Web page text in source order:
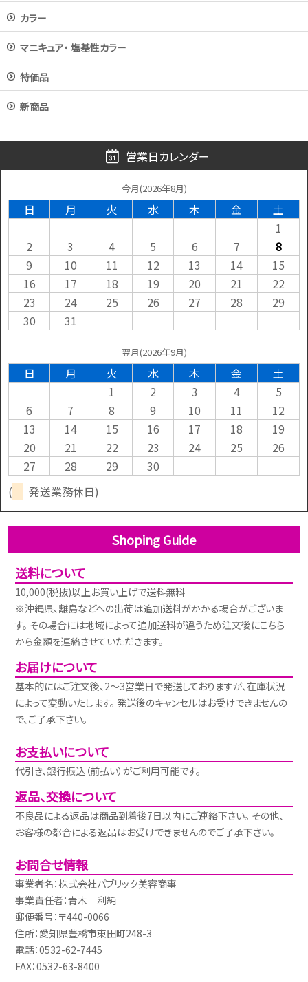
カラー
マニキュア・ 塩基性カラー
特価品
新商品
営業日カレンダー
今月(2026年8月)
日 月 火 水 木 金
土
1
2
3 4 5 6 7
8
9
10 11 12 13 14
15
16
17 18 19 20 21
22
23
24 25 26 27 28
29
30
31
翌月(2026年9月)
日 月 火 水 木 金
土
1
2 3 4
5
6
7 8 9 10 11
12
13
14 15 16 17 18
19
20
21 22 23 24 25
26
27
28 29
30
(
発送業務休日)
Shoping Guide
送料について
10,000(税抜)以上お買い上げで送料無料
※沖縄県、離島などへの出荷は追加送料がかかる場合がございま
す。 その場合には地域によって追加送料が違うため注文後にこちら
から金額を連絡させていただきます。
お届けについて
基本的にはご注文後、2～3営業日で発送しておりますが、在庫状況
によって変動いたします。 発送後のキャンセルはお受けできませんの
で、ご了承下さい。
お支払いについて
代引き、銀行振込（前払い）がご利用可能です。
返品、交換について
不良品による返品は商品到着後7日以内にご連絡下さい。 その他、
お客様の都合による返品はお受けできませんのでご了承下さい。
お問合せ情報
事業者名：株式会社パブリック美容商事
事業責任者：青木 利純
郵便番号：〒440-0066
住所：愛知県豊橋市東田町248-3
電話：0532-62-7445
FAX：0532-63-8400